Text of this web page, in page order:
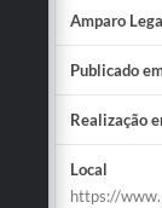
Amparo
Publicado
Realização
Local
https://